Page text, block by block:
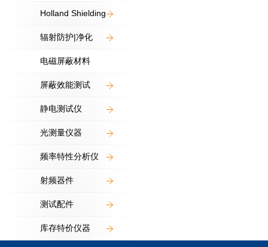
Holland Shielding
辐射防护|净化
电磁屏蔽材料
屏蔽效能测试
静电测试仪
光测量仪器
频率特性分析仪
射频器件
测试配件
库存特价仪器